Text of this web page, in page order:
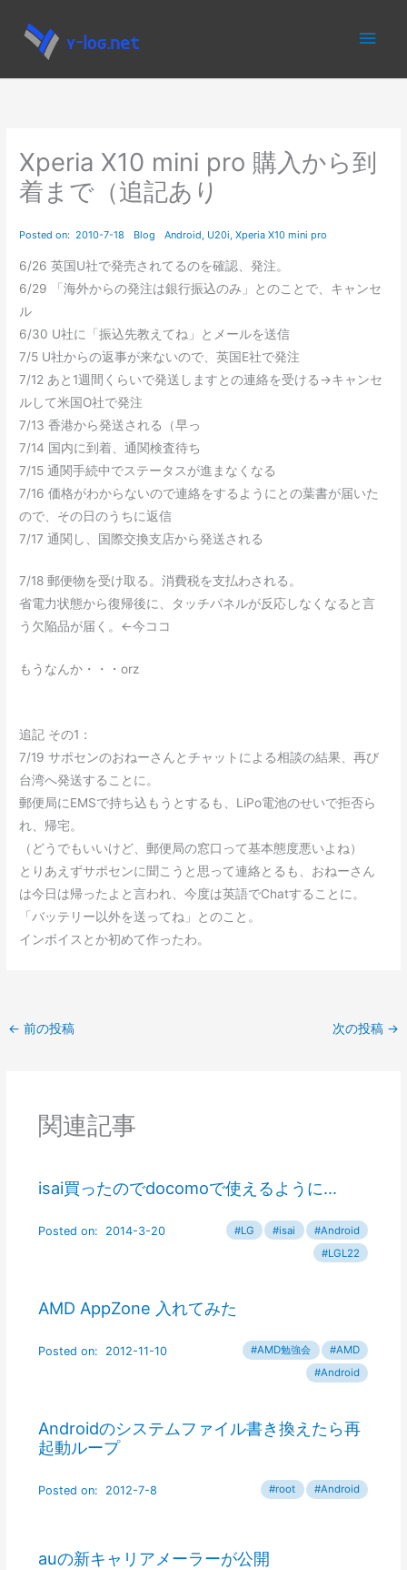
ス
メ
イ
メ
Xperia X10 mini pro 購入から到
着まで（追記あり
6/26 英国U社で発売されてるのを確認、発注。
6/29 「海外からの発注は銀行振込のみ」とのことで、キャンセ
ル
6/30 U社に「振込先教えてね」とメールを送信
7/5 U社からの返事が来ないので、英国E社で発注
7/12 あと1週間くらいで発送しますとの連絡を受ける→キャンセ
ルして米国O社で発注
7/13 香港から発送される（早っ
7/14 国内に到着、通関検査待ち
7/15 通関手続中でステータスが進まなくなる
7/16 価格がわからないので連絡をするようにとの葉書が届いた
ので、その日のうちに返信
7/17 通関し、国際交換支店から発送される
7/18 郵便物を受け取る。消費税を支払わされる。
省電力状態から復帰後に、タッチパネルが反応しなくなると言
う欠陥品が届く。←今ココ
もうなんか・・・orz
追記 その1：
7/19 サポセンのおねーさんとチャットによる相談の結果、再び
台湾へ発送することに。
郵便局にEMSで持ち込もうとするも、LiPo電池のせいで拒否ら
れ、帰宅。
（どうでもいいけど、郵便局の窓口って基本態度悪いよね）
とりあえずサポセンに聞こうと思って連絡とるも、おねーさん
は今日は帰ったよと言われ、今度は英語でChatすることに。
「バッテリー以外を送ってね」とのこと。
インボイスとか初めて作ったわ。
← 前の投稿 次の投稿 →
関連記事
isai買ったのでdocomoで使えるように…
AMD AppZone 入れてみた
Androidのシステムファイル書き換えたら再
起動ループ
auの新キャリアメーラーが公開